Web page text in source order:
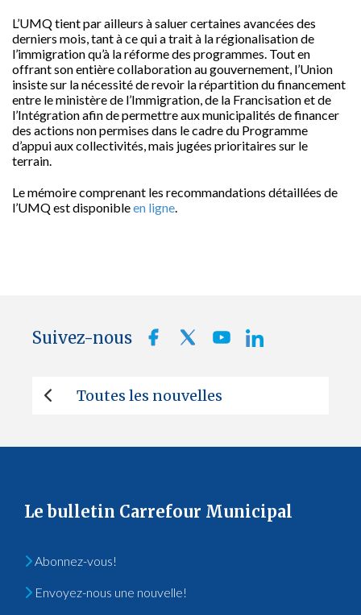
L’UMQ tient par ailleurs à saluer certaines avancées des
derniers mois, tant à ce qui a trait à la régionalisation de
l’immigration qu’à la réforme des programmes. Tout en
offrant son entière collaboration au gouvernement, l’Union
insiste sur la nécessité de revoir la répartition du financement
entre le ministère de l’Immigration, de la Francisation et de
l’Intégration afin de permettre aux municipalités de financer
des actions non permises dans le cadre du Programme
d’appui aux collectivités, mais jugées prioritaires sur le
terrain.
Le mémoire comprenant les recommandations détaillées de
l’UMQ est disponibleen ligne.
Suivez-nous
Toutes les nouvelles
Le bulletin Carrefour Municipal
Abonnez-vous!
Envoyez-nous une nouvelle!